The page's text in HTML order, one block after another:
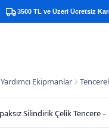
3500 TL ve Üzeri Ücretsiz
Yardımcı Ekipmanlar